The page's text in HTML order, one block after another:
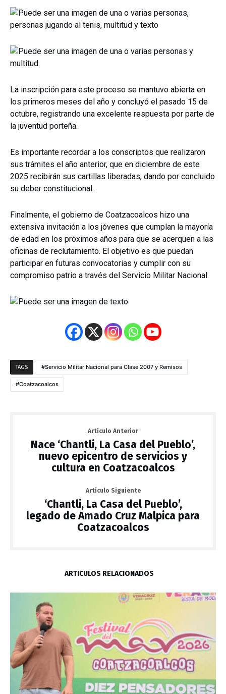
La inscripción para este proceso se mantuvo abierta en
los primeros meses del año y concluyó el pasado 15 de
octubre, registrando una excelente respuesta por parte de
la juventud porteña.
Es importante recordar a los conscriptos que realizaron
sus trámites el año anterior, que en diciembre de este
2025 recibirán sus cartillas liberadas, dando por concluido
su deber constitucional.
Finalmente, el gobierno de Coatzacoalcos hizo una
extensiva invitación a los jóvenes que cumplan la mayoría
de edad en los próximos años para que se acerquen a las
oficinas de reclutamiento. El objetivo es que puedan
participar en futuras convocatorias y cumplir con su
compromiso patrio a través del Servicio Militar Nacional.
TAGS Servicio Militar Nacional para Clase 2007 y Remisos
Coatzacoalcos
Artículo Anterior
Nace ‘Chantli, La Casa del Pueblo’,
nuevo epicentro de servicios y
cultura en Coatzacoalcos
Artículo Siguiente
‘Chantli, La Casa del Pueblo’,
legado de Amado Cruz Malpica para
Coatzacoalcos
ARTÍCULOS RELACIONADOS